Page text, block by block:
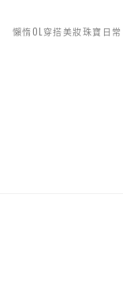
懶惰OL穿搭美妝珠寶日常